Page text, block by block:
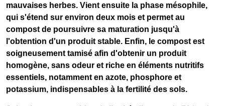
mauvaises herbes. Vient ensuite la phase mésophile,
qui s'étend sur environ deux mois et permet au
compost de poursuivre sa maturation jusqu'à
l'obtention d'un produit stable. Enfin, le compost est
soigneusement tamisé afin d'obtenir un produit
homogène, sans odeur et riche en éléments nutritifs
essentiels, notamment en azote, phosphore et
potassium, indispensables à la fertilité des sols.